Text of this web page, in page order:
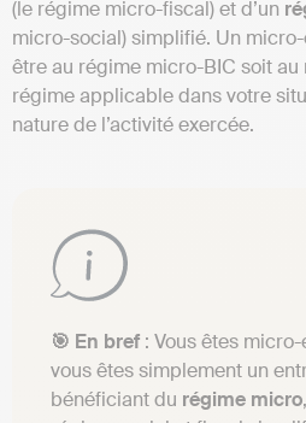
(le régime micro-fiscal) et d’un
micro-social) simplifié. Un
être au régime micro-BIC soit
régime applicable dans votre
nature de l’activité exercée.
🎯 En bref : Vous êtes
vous êtes simplement un
bénéficiant du régime micro